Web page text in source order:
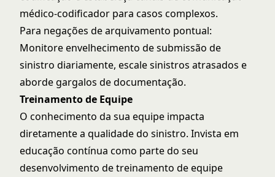
médico-codificador para casos complexos.
Para negações de arquivamento pontual:
Monitore envelhecimento de submissão de
sinistro diariamente, escale sinistros atrasados e
aborde gargalos de documentação.
Treinamento de Equipe
O conhecimento da sua equipe impacta
diretamente a qualidade do sinistro. Invista em
educação contínua como parte do seu
desenvolvimento de treinamento de equipe